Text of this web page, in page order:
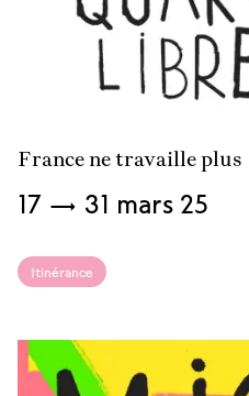
France ne travaille plus
Du
17 → 31 mars 25
Itinérance